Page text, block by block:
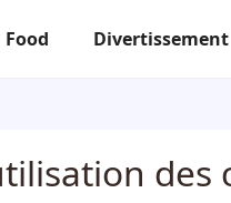
Food Divertissement
des